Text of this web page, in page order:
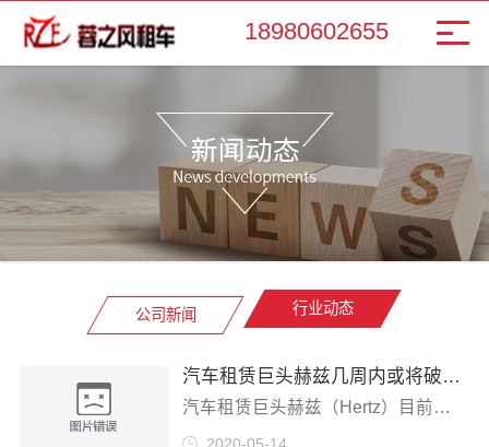
18980602655
公司新闻 行业动态
汽车租赁巨头赫兹几周内或将破产，祸及二手车市场
汽车租赁巨头赫兹（Hertz）目前正在与债权人谈判，希望延长还款期限，避免这家有着102年历史的公司在几周内破产。 据成都租车